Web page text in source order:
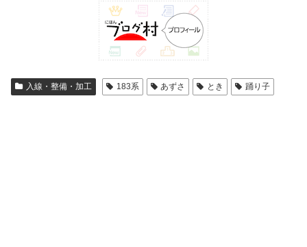
入線・整備・加工 183系 あずさ とき 踊り子